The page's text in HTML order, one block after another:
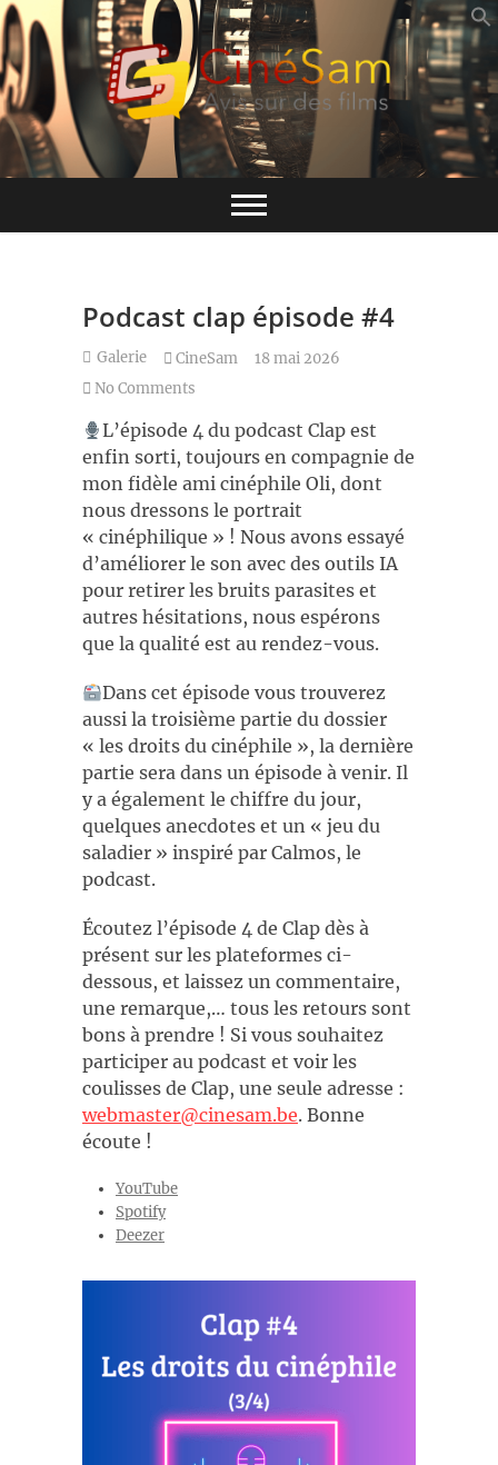
Skip
to
content
CinéSam
Base de données CinéSam
Podcast clap épisode #4
Galerie CineSam
18 mai 2026
No Comments
L’épisode 4 du podcast Clap est
enfin sorti, toujours en compagnie de
mon fidèle ami cinéphile Oli, dont
nous dressons le portrait
« cinéphilique » ! Nous avons essayé
d’améliorer le son avec des outils IA
pour retirer les bruits parasites et
autres hésitations, nous espérons
que la qualité est au rendez-vous.
Dans cet épisode vous trouverez
aussi la troisième partie du dossier
« les droits du cinéphile », la dernière
partie sera dans un épisode à venir. Il
y a également le chiffre du jour,
quelques anecdotes et un « jeu du
saladier » inspiré par Calmos, le
podcast.
Écoutez l’épisode 4 de Clap dès à
présent sur les plateformes ci-
dessous, et laissez un commentaire,
une remarque,… tous les retours sont
bons à prendre ! Si vous souhaitez
participer au podcast et voir les
coulisses de Clap, une seule adresse :
webmaster@cinesam.be. Bonne
écoute !
YouTube
Spotify
Deezer